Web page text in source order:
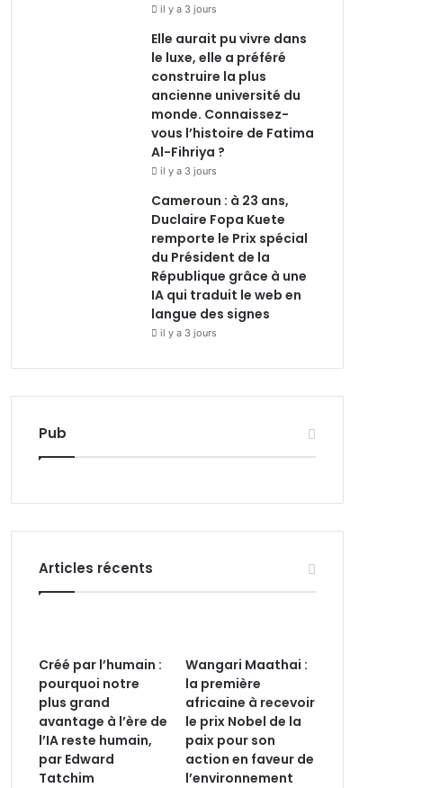
il y a 3 jours
Elle aurait pu vivre dans
le luxe, elle a préféré
construire la plus
ancienne université du
monde. Connaissez-
vous l’histoire de Fatima
Al-Fihriya ?
il y a 3 jours
Cameroun : à 23 ans,
Duclaire Fopa Kuete
remporte le Prix spécial
du Président de la
République grâce à une
IA qui traduit le web en
langue des signes
il y a 3 jours
Pub
Articles récents
Créé par l’humain :
pourquoi notre
plus grand
avantage à l’ère de
l’IA reste humain,
par Edward
Tatchim
Wangari Maathai :
la première
africaine à recevoir
le prix Nobel de la
paix pour son
action en faveur de
l’environnement